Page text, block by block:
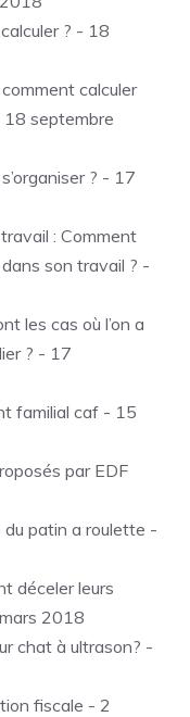
? - 18
calculer
18 septembre
? - 17
: Comment
son travail ? -
les cas où l’on a
? - 17
familial caf - 15
par EDF
patin a roulette -
déceler leurs
2018
chat à ultrason? -
fiscale - 2